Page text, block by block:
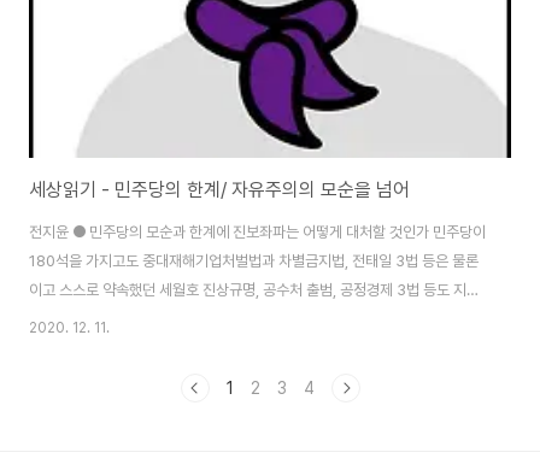
세상읽기 - 민주당의 한계/ 자유주의의 모순을 넘어
전지윤 ● 민주당의 모순과 한계에 진보좌파는 어떻게 대처할 것인가 민주당이
180석을 가지고도 중대재해기업처벌법과 차별금지법, 전태일 3법 등은 물론
이고 스스로 약속했던 세월호 진상규명, 공수처 출범, 공정경제 3법 등도 지진
부진하고 계속 질질 끌어오면서 정당한 분노와 비판의 목소리가 커져 왔다. 물
2020. 12. 11.
1 2 3 4